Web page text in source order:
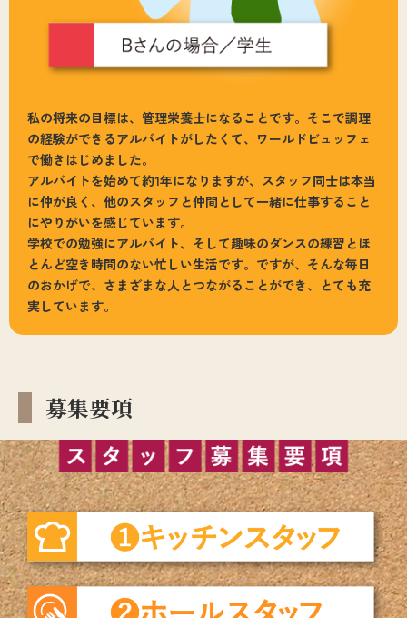
私の将来の目標は、管理栄養士になることです。そこで調理
の経験ができるアルバイトがしたくて、ワールドビュッフェ
で働きはじめました。
アルバイトを始めて約1年になりますが、スタッフ同士は本当
に仲が良く、他のスタッフと仲間として一緒に仕事すること
にやりがいを感じています。
学校での勉強にアルバイト、そして趣味のダンスの練習とほ
とんど空き時間のない忙しい生活です。ですが、そんな毎日
のおかげで、さまざまな人とつながることができ、とても充
実しています。
募集要項